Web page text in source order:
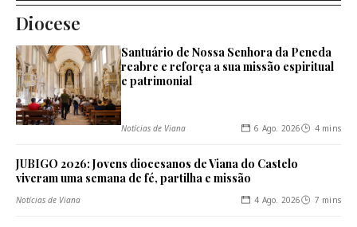
Diocese
Santuário de Nossa Senhora da Peneda
reabre e reforça a sua missão espiritual
e patrimonial
Notícias de Viana 6 Ago. 2026 4 mins
JUBIGO 2026: Jovens diocesanos de Viana do Castelo
viveram uma semana de fé, partilha e missão
Notícias de Viana 4 Ago. 2026 7 mins